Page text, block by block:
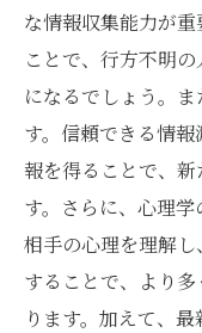
な情報収集能力が
ことで、行方不明
になるでしょう。
す。信頼できる情
報を得ることで、
す。さらに、心理学
相手の心理を理解
することで、より
ります。加えて、